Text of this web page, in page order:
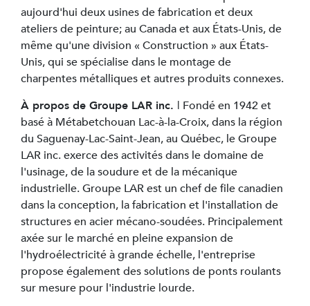
aujourd'hui deux usines de fabrication et deux
ateliers de peinture; au Canada et aux États-Unis, de
même qu'une division « Construction » aux États-
Unis, qui se spécialise dans le montage de
charpentes métalliques et autres produits connexes.
À propos de Groupe LAR inc. | Fondé en 1942 et
basé à Métabetchouan Lac-à-la-Croix, dans la région
du Saguenay-Lac-Saint-Jean, au Québec, le Groupe
LAR inc. exerce des activités dans le domaine de
l'usinage, de la soudure et de la mécanique
industrielle. Groupe LAR est un chef de file canadien
dans la conception, la fabrication et l'installation de
structures en acier mécano-soudées. Principalement
axée sur le marché en pleine expansion de
l'hydroélectricité à grande échelle, l'entreprise
propose également des solutions de ponts roulants
sur mesure pour l'industrie lourde.